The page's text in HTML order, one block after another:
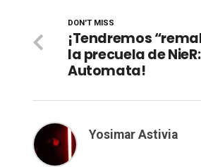
DON'T MISS
¡Tendremos
la precuela de NieR:
Automata!
Yosimar Astivia